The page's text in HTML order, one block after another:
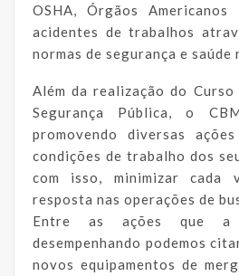
OSHA, Órgãos
acidentes de trabalhos
normas de segurança e
Além da realização do
Segurança Pública, o
promovendo diversas
condições de trabalho dos
com isso, minimizar cada
resposta nas operações de
Entre as ações que a
desempenhando podemos
novos equipamentos de